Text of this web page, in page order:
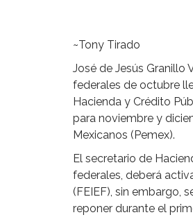
~Tony Tirado
José de Jesús Granillo
federales de octubre
Hacienda y Crédito
para noviembre y
Mexicanos (Pemex).
El secretario de
federales, deberá
(FEIEF), sin embargo,
reponer durante el